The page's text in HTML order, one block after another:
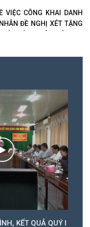
VIỆC CÔNG KHAI DANH
ĐỀ NGHỊ XÉT TẶNG
GIÁO NHÂN DÂN ", "
2026
QUẢ QUÝ I THỰC